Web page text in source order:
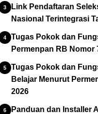
Link Pendaftaran
Nasional Terintegrasi
Tugas Pokok dan
Permenpan RB Nomor
Tugas Pokok dan
Belajar Menurut
2026
Panduan dan Installer